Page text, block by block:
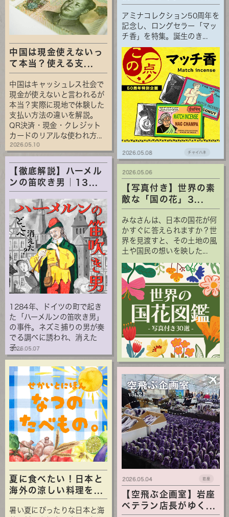
中国は現金使えないっ
て本当？使える支...
中国はキャッシュレス社会で
現金が使えないと言われるが
本当？実際に現地で体験した
支払い方法の違いを解説。
QR決済・現金・クレジット
カードのリアルな使われ方...
2026.05.10
アミナコレクション50周年を
記念し、ロングセラー「マッ
チ香」を特集。誕生のき...
2026.05.08 チャイハネ
【徹底解説】ハーメル
ンの笛吹き男｜13...
1284年、ドイツの町で起き
た「ハーメルンの笛吹き男」
の事件。ネズミ捕りの男が奏
でる調べに誘われ、消えた
子...
2026.05.07
【写真付き】世界の素
敵な「国の花」3...
みなさんは、日本の国花が何
かすぐに答えられますか？世
界を見渡すと、その土地の風
土や国民の想いを映した...
2026.05.06
夏に食べたい！日本と
海外の涼しい料理を...
暑い夏にぴったりな日本と海
【空飛ぶ企画室】岩座
ベテラン店長がゆく...
2026.05.04 岩座